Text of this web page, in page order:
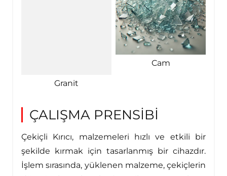
Granit
Cam
ÇALIŞMA PRENSİBİ
Çekiçli Kırıcı, malzemeleri hızlı ve etkili bir
şekilde kırmak için tasarlanmış bir cihazdır.
İşlem sırasında, yüklenen malzeme, çekiçlerin